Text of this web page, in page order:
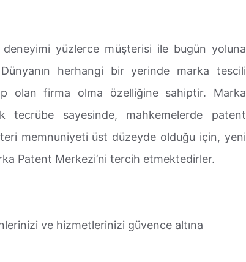
yüzlerce müşterisi ile bugün yoluna
herhangi bir yerinde marka tescili
olan firma olma özelliğine sahiptir. Marka
tecrübe sayesinde, mahkemelerde patent
memnuniyeti üst düzeyde olduğu için, yeni
Patent Merkezi’ni tercih etmektedirler.
ve hizmetlerinizi güvence altına